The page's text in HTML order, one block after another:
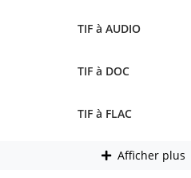
TIF à AUDIO
TIF à DOC
TIF à FLAC
Afficher plus